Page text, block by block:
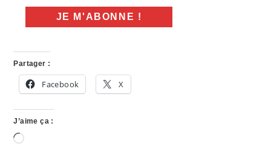
Partager :
Facebook X
J’aime ça :
Chargement…